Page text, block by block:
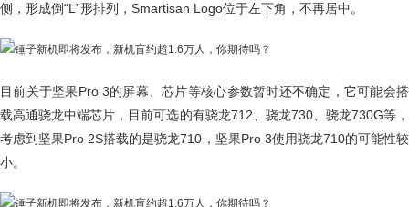
侧，形成倒“L”形排列，Smartisan Logo位于左下角，不再居中。
目前关于坚果Pro 3的屏幕、芯片等核心参数暂时还不确定，它可能会搭
载高通骁龙中端芯片，目前可选的有骁龙712、骁龙730、骁龙730G等，
考虑到坚果Pro 2S搭载的是骁龙710，坚果Pro 3使用骁龙710的可能性较
小。